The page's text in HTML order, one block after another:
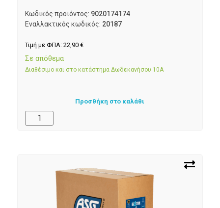
Κωδικός προϊόντος: 9020174174
Εναλλακτικός κωδικός: 20187
Τιμή με ΦΠΑ: 22,90 €
Σε απόθεμα
Διαθέσιμο και στο κατάστημα Δωδεκανήσου 10Α
Προσθήκη στο καλάθι